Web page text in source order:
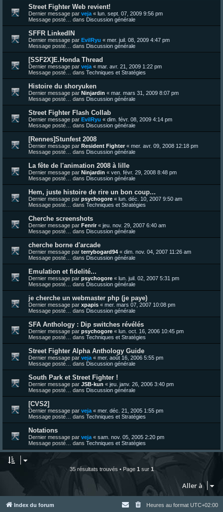
Street Fighter Web revient!
Dernier message par veja « lun. sept. 07, 2009 9:56 pm
Message posté… dans Discussion générale
SFFR LinkedIN
Dernier message par EvilRyu « mer. juil. 08, 2009 4:47 pm
Message posté… dans Discussion générale
[SSF2X]E.Honda Thread
Dernier message par veja « mar. avr. 21, 2009 1:22 pm
Message posté… dans Techniques et Stratégies
Histoire du shoryuken
Dernier message par Ninjardin « mar. mars 31, 2009 8:07 pm
Message posté… dans Discussion générale
Street Fighter Flash Collab
Dernier message par EvilRyu « dim. févr. 08, 2009 4:14 pm
Message posté… dans Discussion générale
[Rennes]Stunfest 2008
Dernier message par Resident Fighter« mer. avr. 09, 2008 12:18 pm
Message posté… dans Discussion générale
La fête de l'animation 2008 à lille
Dernier message par Ninjardin « ven. févr. 29, 2008 8:48 pm
Message posté… dans Discussion générale
Hem, juste histoire de rire un bon coup...
Dernier message par psychogore « lun. déc. 10, 2007 9:50 am
Message posté… dans Techniques et Stratégies
Cherche screenshots
Dernier message par Fenrir« jeu. nov. 29, 2007 6:40 am
Message posté… dans Discussion générale
cherche borne d'arcade
Dernier message par terrybogard94 « dim. nov. 04, 2007 11:26 am
Message posté… dans Discussion générale
Emulation et fidelité...
Dernier message par psychogore « lun. juil. 02, 2007 5:31 pm
Message posté… dans Discussion générale
je cherche un webmaster php (je paye)
Dernier message par xpapis « mer. mars 07, 2007 10:08 pm
Message posté… dans Discussion générale
SFA Anthology : Dip switches révélés
Dernier message par psychogore « lun. oct. 16, 2006 10:45 pm
Message posté… dans Techniques et Stratégies
Street Fighter Alpha Anthology Guide
Dernier message par veja « mer. août 16, 2006 5:55 pm
Message posté… dans Discussion générale
South Park et Street Fighter !
Dernier message par JSB-kun « jeu. janv. 26, 2006 3:40 pm
Message posté… dans Discussion générale
[CVS2]
Dernier message par veja « mer. déc. 21, 2005 1:55 pm
Message posté… dans Techniques et Stratégies
Notations
Dernier message par veja « sam. nov. 05, 2005 2:20 pm
Message posté… dans Techniques et Stratégies
35 résultats trouvés • Page 1 sur 1
Aller à
Index du forum Heures au format UTC+02:00